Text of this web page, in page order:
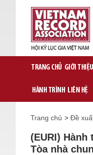
TRANG CHỦ GIỚI THIỆU
HÀNH TRÌNH LIÊN HỆ
Trang chủ > Đề
(EURI)
Tòa nhà